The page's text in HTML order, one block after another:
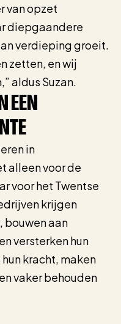
van opzet
diepgaandere
verdieping groeit.
zetten, en wij
aldus Suzan.
EEN
in
alleen voor de
voor het Twentse
krijgen
aan
versterken hun
kracht, maken
vaker behouden